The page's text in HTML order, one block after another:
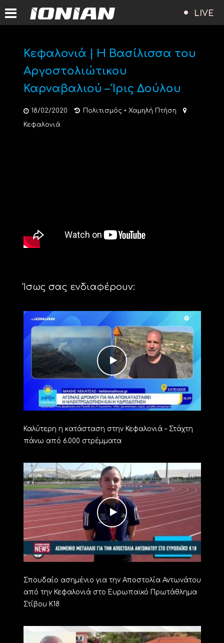
LIVE
Κεφαλονιά | Η Βασίλισσα του
Αργοστολιώτικου
Καρναβαλιού – Ίρις Δούλου
18/02/2020 Πολιτισμός • Χαμηλή Πτήση
Κεφαλονιά
Ίσως σας ενδιαφέρουν:
Καλύτερη η κατάσταση στην Κεφαλονιά – Στάχτη
πάνω από 6.000 στρέμματα
Σπουδαίο ασημένιο για την Αποστολία Αντωνάτου
από την Κεφαλονιά στο Ευρωπαϊκό Πρωτάθλημα
Στίβου Κ18